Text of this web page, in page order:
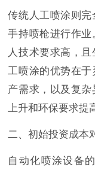
传统人工喷涂则
手持喷枪进行作
人技术要求高，
工喷涂的优势在
产需求，以及复
上升和环保要求提
二、初始投资成本
自动化喷涂设备